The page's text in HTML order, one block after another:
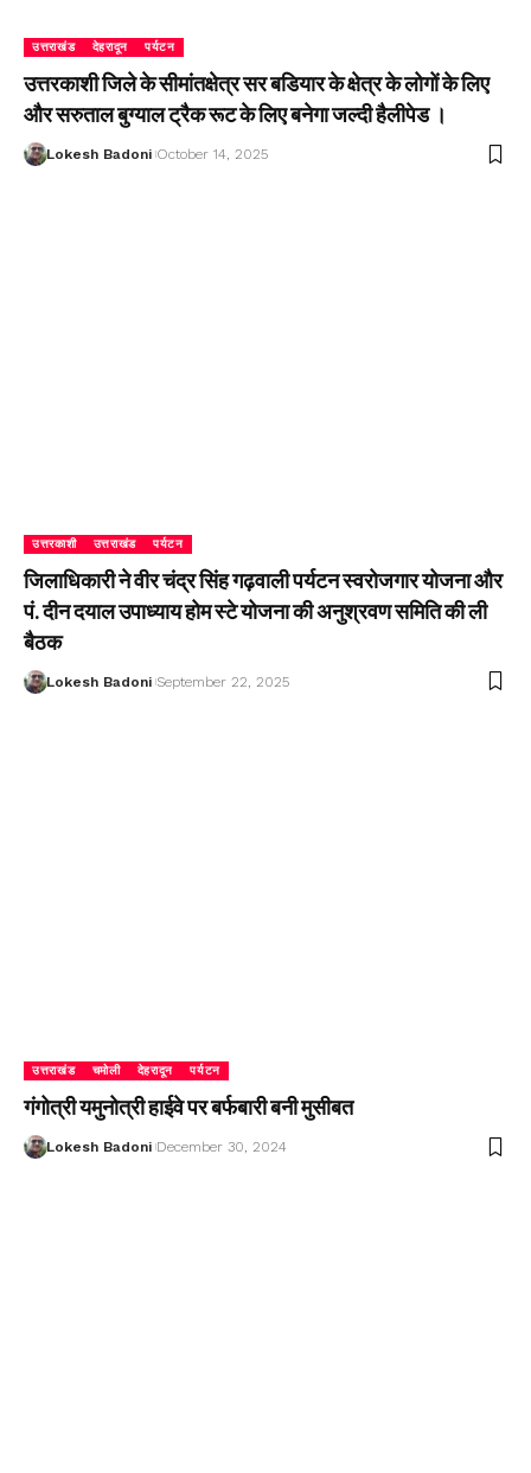
उत्तराखंड देहरादून पर्यटन
उत्तरकाशी जिले के सीमांतक्षेत्र सर बडियार के क्षेत्र के लोगों के लिए
और सरुताल बुग्याल ट्रैक रूट के लिए बनेगा जल्दी हैलीपेड ।
Lokesh Badoni October 14, 2025
उत्तरकाशी उत्तराखंड पर्यटन
जिलाधिकारी ने वीर चंद्र सिंह गढ़वाली पर्यटन स्वरोजगार योजना और
पं. दीन दयाल उपाध्याय होम स्टे योजना की अनुश्रवण समिति की ली
बैठक
Lokesh Badoni September 22, 2025
उत्तराखंड चमोली देहरादून पर्यटन
गंगोत्री यमुनोत्री हाईवे पर बर्फबारी बनी मुसीबत
Lokesh Badoni December 30, 2024